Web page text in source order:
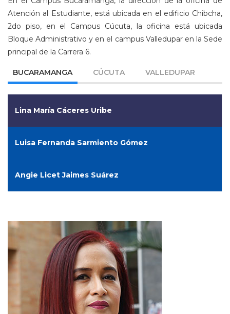
Atención al Estudiante, está ubicada en el edificio Chibcha,
2do piso, en el Campus Cúcuta, la oficina está ubicada
Bloque Administrativo y en el campus Valledupar en la Sede
principal de la Carrera 6.
BUCARAMANGA CÚCUTA VALLEDUPAR
Lina María Cáceres Uribe
Luisa Fernanda Sarmiento Gómez
Angie Licet Jaimes Suárez